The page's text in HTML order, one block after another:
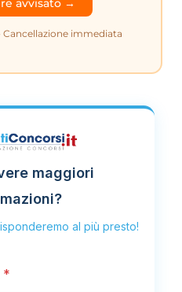
Cancellazione immediata
maggiori
al più presto!
*